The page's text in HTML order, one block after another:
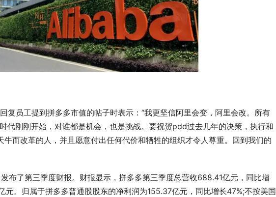
员工提到拼多多市值的帖子时表示：“我更坚信阿里会变，阿里会改。所有
代刚刚开始，对谁都是机会，也是挑战。要祝贺pdd过去几年的决策，执行和
而改革的人，并且愿意付出任何代价和牺牲的组织才令人尊重。回到我们的
了第三季度财报。财报显示，拼多多第三季度总营收688.41亿元，同比增
。归属于拼多多普通股股东的净利润为155.37亿元，同比增长47%;不按美国